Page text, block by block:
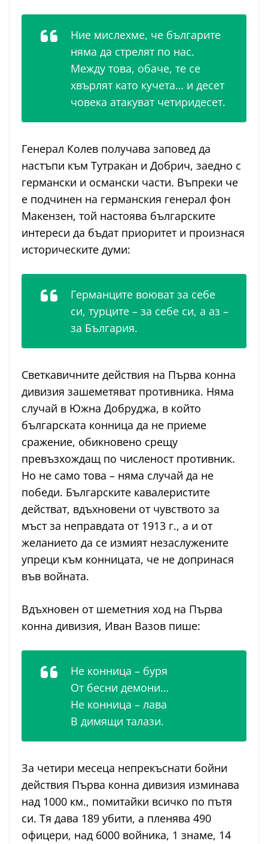
Ние мислехме, че българите
няма да стрелят по нас.
Между това, обаче, те се
хвърлят като кучета… и десет
човека атакуват четиридесет.
Генерал Колев получава заповед да
настъпи към Тутракан и Добрич, заедно с
германски и османски части. Въпреки че
е подчинен на германския генерал фон
Макензен, той настоява българските
интереси да бъдат приоритет и произнася
историческите думи:
Германците воюват за себе
си, турците – за себе си, а аз –
за България.
Светкавичните действия на Първа конна
дивизия зашеметяват противника. Няма
случай в Южна Добруджа, в който
българската конница да не приеме
сражение, обикновено срещу
превъзхождащ по численост противник.
Но не само това – няма случай да не
победи. Българските кавалеристите
действат, вдъхновени от чувството за
мъст за неправдата от 1913 г., а и от
желанието да се измият незаслужените
упреци към конницата, че не допринася
във войната.
Вдъхновен от шеметния ход на Първа
конна дивизия, Иван Вазов пише:
Не конница – буря
От бесни демони…
Не конница – лава
В димящи талази.
За четири месеца непрекъснати бойни
действия Първа конна дивизия изминава
над 1000 км., помитайки всичко по пътя
си. Тя дава 189 убити, а пленява 490
офицери, над 6000 войника, 1 знаме, 14